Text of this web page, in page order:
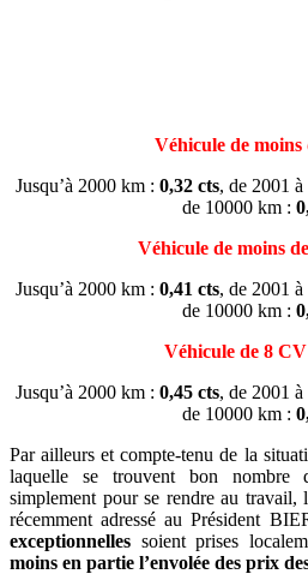
Véhicule de moins
Jusqu’à 2000 km : 0,32 cts, de 2001
de 10000 km :
Véhicule de moins
Jusqu’à 2000 km : 0,41 cts, de 2001
de 10000 km :
Véhicule de 8
Jusqu’à 2000 km : 0,45 cts, de 2001
de 10000 km :
Par ailleurs et compte-tenu de la
laquelle se trouvent bon nombre
simplement pour se rendre au travail,
récemment adressé au Président
exceptionnelles soient prises
moins en partie l’envolée des prix